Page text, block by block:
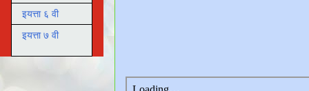
इयत्ता ६ वी
इयत्ता ७ वी